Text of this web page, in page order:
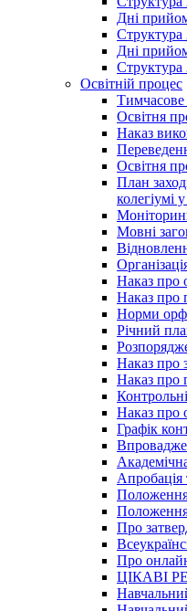
Дні
Структура
Дні
Структура
Освітній процес
Тимчасове
Освітня
Наказ
Освітня
План
колегіумі
Мовні
Наказ про
Наказ про
Норми
Річний
Наказ про
Наказ про
Наказ про
Графік
Апробація
Положення
Положення
Про
Про
ЦІКАВІ